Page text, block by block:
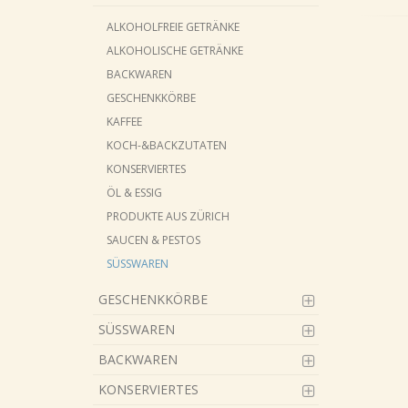
ALKOHOLFREIE GETRÄNKE
ALKOHOLISCHE GETRÄNKE
BACKWAREN
GESCHENKKÖRBE
KAFFEE
KOCH-&BACKZUTATEN
KONSERVIERTES
ÖL & ESSIG
PRODUKTE AUS ZÜRICH
SAUCEN & PESTOS
SÜSSWAREN
GESCHENKKÖRBE
SÜSSWAREN
BACKWAREN
KONSERVIERTES